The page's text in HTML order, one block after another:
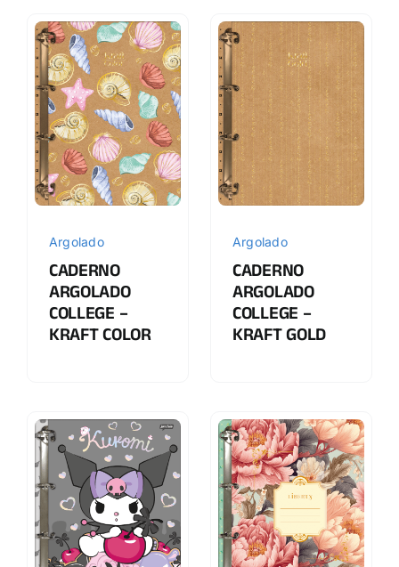
Argolado
CADERNO
ARGOLADO
COLLEGE –
KRAFT COLOR
Argolado
CADERNO
ARGOLADO
COLLEGE –
KRAFT GOLD